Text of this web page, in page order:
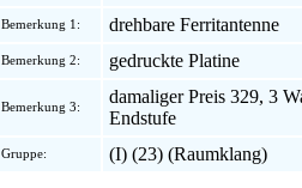
Bemerkung 1: drehbare Ferritantenne
Bemerkung 2: gedruckte Platine
Bemerkung 3:
damaliger Preis 329, 3
Endstufe
Gruppe: (I) (23) (Raumklang)